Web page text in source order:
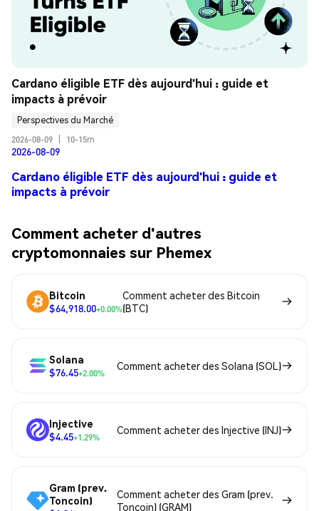
Cardano éligible ETF dès aujourd'hui : guide et
impacts à prévoir
Perspectives du Marché
2026-08-09
10-15m
2026-08-09
Cardano éligible ETF dès aujourd'hui : guide et
impacts à prévoir
Comment acheter d'autres
cryptomonnaies sur Phemex
Bitcoin
$64,918.00+0.00%
Comment acheter des Bitcoin
(BTC)
Solana
$76.45+2.00%
Comment acheter des Solana (SOL)
Injective
$4.45+1.29%
Comment acheter des Injective (INJ)
Gram (prev.
Toncoin)
Comment acheter des Gram (prev.
Toncoin) (GRAM)